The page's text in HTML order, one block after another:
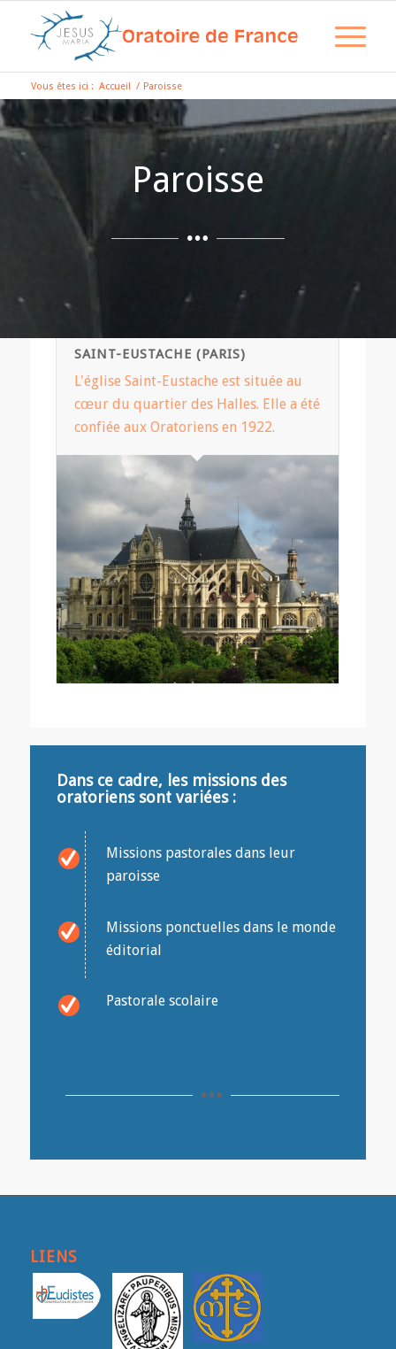
Vous êtes ici : Accueil / Paroisse
Paroisse
SAINT-EUSTACHE (PARIS)
L'église Saint-Eustache est située au
cœur du quartier des Halles. Elle a été
confiée aux Oratoriens en 1922.
Dans ce cadre, les missions des
oratoriens sont variées :
Missions pastorales dans leur
paroisse
Missions ponctuelles dans le monde
éditorial
Pastorale scolaire
LIENS